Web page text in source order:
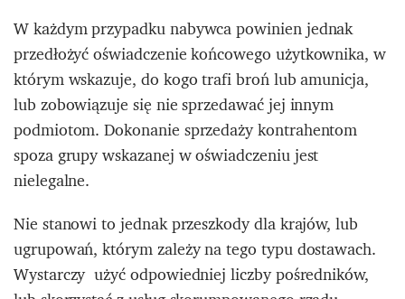
W każdym przypadku nabywca powinien jednak
przedłożyć oświadczenie końcowego użytkownika, w
którym wskazuje, do kogo trafi broń lub amunicja,
lub zobowiązuje się nie sprzedawać jej innym
podmiotom. Dokonanie sprzedaży kontrahentom
spoza grupy wskazanej w oświadczeniu jest
nielegalne.
Nie stanowi to jednak przeszkody dla krajów, lub
ugrupowań, którym zależy na tego typu dostawach.
Wystarczy użyć odpowiedniej liczby pośredników,